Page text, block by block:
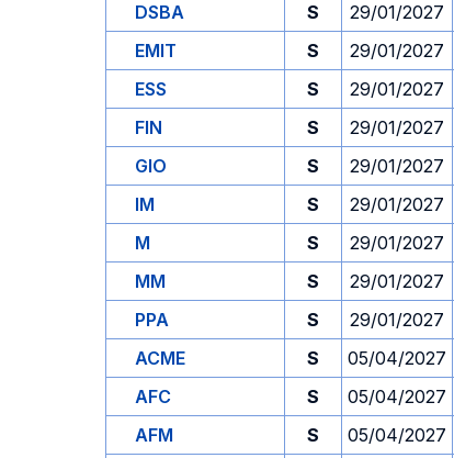
DSBA
S 29/01/2027
EMIT
S 29/01/2027
ESS
S 29/01/2027
FIN
S 29/01/2027
GIO
S 29/01/2027
IM
S 29/01/2027
M
S 29/01/2027
MM
S 29/01/2027
PPA
S 29/01/2027
ACME
S 05/04/2027
AFC
S 05/04/2027
AFM
S 05/04/2027